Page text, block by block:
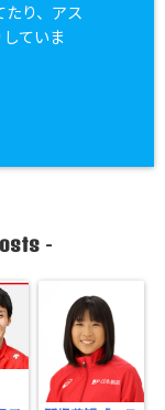
たり、アス
ていま
-